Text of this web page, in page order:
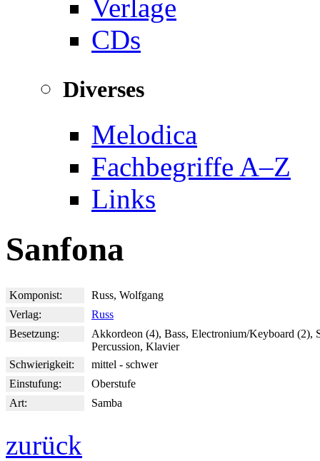
Verlage
CDs
Diverses
Melodica
Fachbegriffe A–Z
Links
Sanfona
Komponist:
Russ, Wolfgang
Verlag:
Russ
Besetzung:
Akkordeon (4), Bass, Electronium/Keyboard (2),
Percussion, Klavier
Schwierigkeit:
mittel - schwer
Einstufung:
Oberstufe
Art:
Samba
zurück